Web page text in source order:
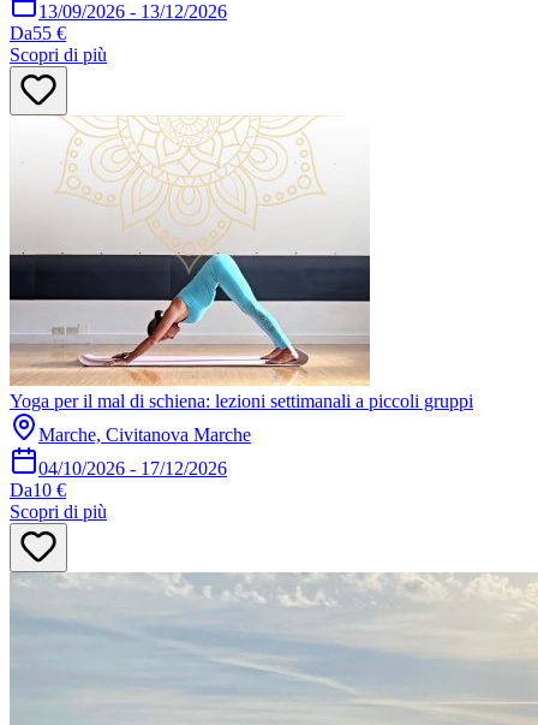
13/09/2026 - 13/12/2026
Da55 €
Scopri di più
Yoga per il mal di schiena: lezioni settimanali a piccoli gruppi
Marche, Civitanova Marche
04/10/2026 - 17/12/2026
Da10 €
Scopri di più